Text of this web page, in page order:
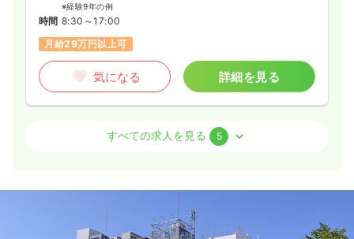
※経験9年の例
時間 8:30～17:00
月給29万円以上可
気になる 詳細を見る
8:30～17:00
すべての求人を見る 5